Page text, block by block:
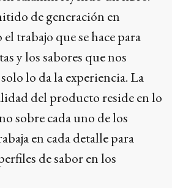
de generación en
trabajo que se hace para
y los sabores que nos
lo da la experiencia. La
del producto reside en lo
sobre cada uno de los
en cada detalle para
de sabor en los